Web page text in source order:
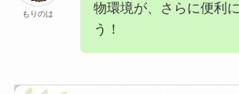
もりのは
物環境が、さらに便利
う！